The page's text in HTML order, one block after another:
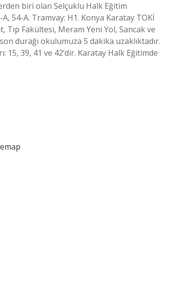
biri olan Selçuklu Halk Eğitim
54-A. Tramvay: H1. Konya Karatay TOKİ
Tıp Fakültesi, Meram Yeni Yol, Sancak ve
durağı okulumuza 5 dakika uzaklıktadır.
39, 41 ve 42’dir. Karatay Halk Eğitimde